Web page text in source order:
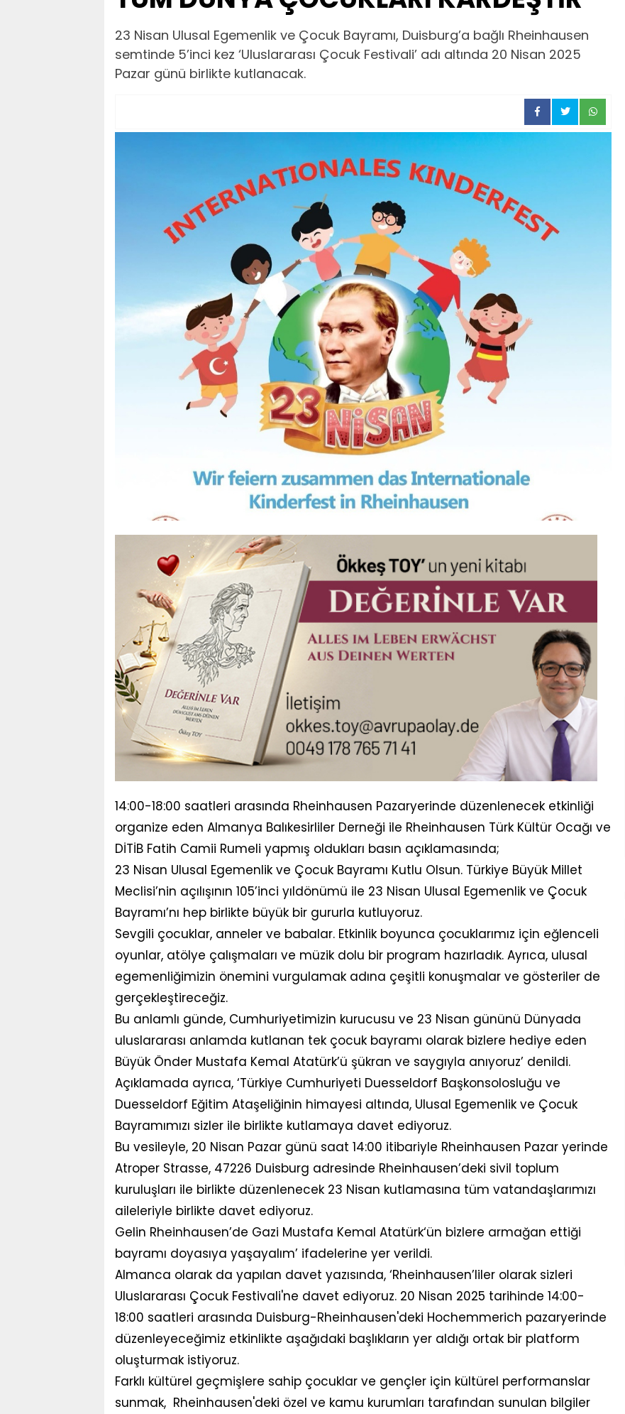
23 Nisan Ulusal Egemenlik ve Çocuk Bayramı, Duisburg’a bağlı Rheinhausen
semtinde 5’inci kez ‘Uluslararası Çocuk Festivali’ adı altında 20 Nisan 2025
Pazar günü birlikte kutlanacak.
14:00-18:00 saatleri arasında Rheinhausen Pazaryerinde düzenlenecek etkinliği
organize eden Almanya Balıkesirliler Derneği ile Rheinhausen Türk Kültür Ocağı ve
DİTİB Fatih Camii Rumeli yapmış oldukları basın açıklamasında;
23 Nisan Ulusal Egemenlik ve Çocuk Bayramı Kutlu Olsun. Türkiye Büyük Millet
Meclisi’nin açılışının 105’inci yıldönümü ile 23 Nisan Ulusal Egemenlik ve Çocuk
Bayramı’nı hep birlikte büyük bir gururla kutluyoruz.
Sevgili çocuklar, anneler ve babalar. Etkinlik boyunca çocuklarımız için eğlenceli
oyunlar, atölye çalışmaları ve müzik dolu bir program hazırladık. Ayrıca, ulusal
egemenliğimizin önemini vurgulamak adına çeşitli konuşmalar ve gösteriler de
gerçekleştireceğiz.
Bu anlamlı günde, Cumhuriyetimizin kurucusu ve 23 Nisan gününü Dünyada
uluslararası anlamda kutlanan tek çocuk bayramı olarak bizlere hediye eden
Büyük Önder Mustafa Kemal Atatürk’ü şükran ve saygıyla anıyoruz’ denildi.
Açıklamada ayrıca, ‘Türkiye Cumhuriyeti Duesseldorf Başkonsolosluğu ve
Duesseldorf Eğitim Ataşeliğinin himayesi altında, Ulusal Egemenlik ve Çocuk
Bayramımızı sizler ile birlikte kutlamaya davet ediyoruz.
Bu vesileyle, 20 Nisan Pazar günü saat 14:00 itibariyle Rheinhausen Pazar yerinde
Atroper Strasse, 47226 Duisburg adresinde Rheinhausen’deki sivil toplum
kuruluşları ile birlikte düzenlenecek 23 Nisan kutlamasına tüm vatandaşlarımızı
aileleriyle birlikte davet ediyoruz.
Gelin Rheinhausen’de Gazi Mustafa Kemal Atatürk‘ün bizlere armağan ettiği
bayramı doyasıya yaşayalım’ ifadelerine yer verildi.
Almanca olarak da yapılan davet yazısında, ‘Rheinhausen’liler olarak sizleri
Uluslararası Çocuk Festivali'ne davet ediyoruz. 20 Nisan 2025 tarihinde 14:00-
18:00 saatleri arasında Duisburg-Rheinhausen'deki Hochemmerich pazaryerinde
düzenleyeceğimiz etkinlikte aşağıdaki başlıkların yer aldığı ortak bir platform
oluşturmak istiyoruz.
Farklı kültürel geçmişlere sahip çocuklar ve gençler için kültürel performanslar
sunmak, Rheinhausen'deki özel ve kamu kurumları tarafından sunulan bilgiler